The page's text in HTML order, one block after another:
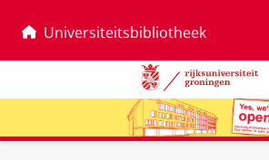
Universiteitsbibliotheek